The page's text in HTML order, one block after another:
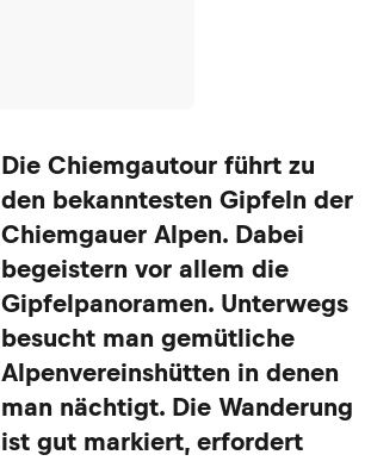
Die Chiemgautour führt zu
den bekanntesten Gipfeln der
Chiemgauer Alpen. Dabei
begeistern vor allem die
Gipfelpanoramen. Unterwegs
besucht man gemütliche
Alpenvereinshütten in denen
man nächtigt. Die Wanderung
ist gut markiert, erfordert